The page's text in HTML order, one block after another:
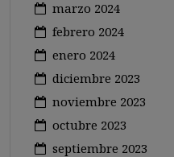
marzo 2024
febrero 2024
enero 2024
diciembre 2023
noviembre 2023
octubre 2023
septiembre 2023